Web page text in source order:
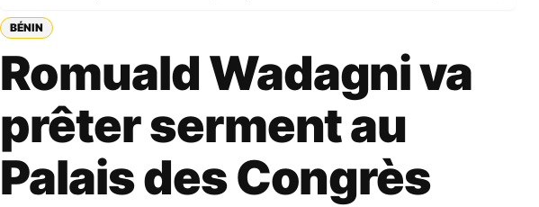
BÉNIN
Romuald Wadagni va
prêter serment au
Palais des Congrès